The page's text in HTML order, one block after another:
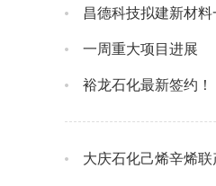
昌德科技拟建新材料
一周重大项目进展
裕龙石化最新签约！
大庆石化己烯辛烯